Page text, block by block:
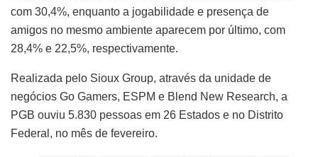
com 30,4%, enquanto a jogabilidade e presença de
amigos no mesmo ambiente aparecem por último, com
28,4% e 22,5%, respectivamente.
Realizada pelo Sioux Group, através da unidade de
negócios Go Gamers, ESPM e Blend New Research, a
PGB ouviu 5.830 pessoas em 26 Estados e no Distrito
Federal, no mês de fevereiro.